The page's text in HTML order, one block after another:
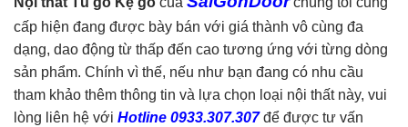
cấp hiện đang được bày bán với giá thành vô cùng đa
dạng, dao động từ thấp đến cao tương ứng với từng dòng
sản phẩm. Chính vì thế, nếu như bạn đang có nhu cầu
tham khảo thêm thông tin và lựa chọn loại nội thất này, vui
lòng liên hệ với Hotline 0933.307.307để được tư vấn